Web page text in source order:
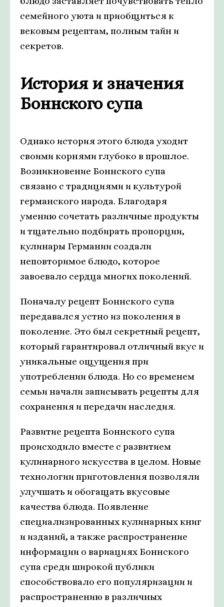
семейного уюта и приобщиться к
вековым рецептам, полным тайн и
секретов.
История и значения
Боннского супа
Однако история этого блюда уходит
своими корнями глубоко в прошлое.
Возникновение Боннского супа
связано с традициями и культурой
германского народа. Благодаря
умению сочетать различные продукты
и тщательно подбирать пропорции,
кулинары Германии создали
неповторимое блюдо, которое
завоевало сердца многих поколений.
Поначалу рецепт Боннского супа
передавался устно из поколения в
поколение. Это был секретный рецепт,
который гарантировал отличный вкус и
уникальные ощущения при
употреблении блюда. Но со временем
семьи начали записывать рецепты для
сохранения и передачи наследия.
Развитие рецепта Боннского супа
происходило вместе с развитием
кулинарного искусства в целом. Новые
технологии приготовления позволяли
улучшать и обогащать вкусовые
качества блюда. Появление
специализированных кулинарных книг
и изданий, а также распространение
информации о вариациях Боннского
супа среди широкой публики
способствовало его популяризации и
распространению в различных